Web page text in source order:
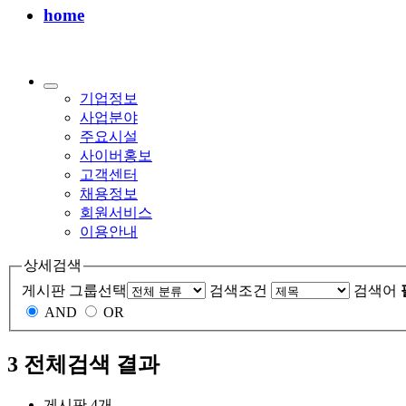
home
기업정보
사업분야
주요시설
사이버홍보
고객센터
채용정보
회원서비스
이용안내
상세검색
게시판 그룹선택
검색조건 검색어
AND OR
3 전체검색 결과